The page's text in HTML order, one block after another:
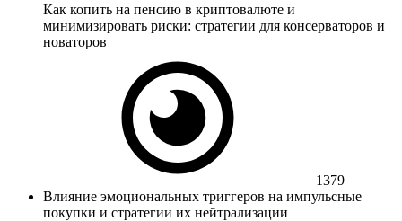
Как копить на пенсию в криптовалюте и
минимизировать риски: стратегии для консерваторов и
новаторов
1379
Влияние эмоциональных триггеров на импульсные
покупки и стратегии их нейтрализации